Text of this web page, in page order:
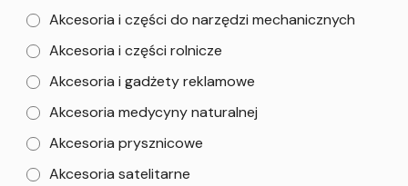
Akcesoria i części do narzędzi mechanicznych
Akcesoria i części rolnicze
Akcesoria i gadżety reklamowe
Akcesoria medycyny naturalnej
Akcesoria prysznicowe
Akcesoria satelitarne